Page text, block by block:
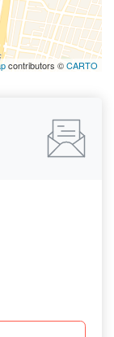
contributors ©CARTO